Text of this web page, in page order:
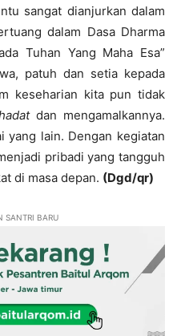
sangat dianjurkan dalam
dalam Dasa Dharma
Tuhan Yang Maha Esa”
patuh dan setia kepada
keseharian kita pun tidak
dan mengamalkannya.
yang lain. Dengan kegiatan
pribadi yang tangguh
di masa depan. (Dgd/qr)
SANTRI BARU